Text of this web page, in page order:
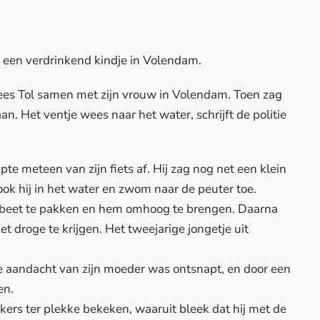
verdrinkend kindje in Volendam.
Tol samen met zijn vrouw in Volendam. Toen zag
Het ventje wees naar het water, schrijft de politie
meteen van zijn fiets af. Hij zag nog net een klein
hij in het water en zwom naar de peuter toe.
te pakken en hem omhoog te brengen. Daarna
droge te krijgen. Het tweejarige jongetje uit
van zijn moeder was ontsnapt, en door een
ter plekke bekeken, waaruit bleek dat hij met de